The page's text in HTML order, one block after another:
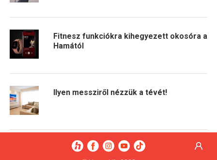
Fitnesz funkciókra kihegyezett okosóra a
Hamától
Ilyen messziről nézzük a tévét!